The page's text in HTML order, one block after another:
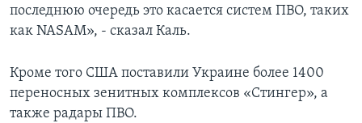
последнюю очередь это касается систем ПВО, таких
как NASAM», - сказал Каль.
Кроме того США поставили Украине более 1400
переносных зенитных комплексов «Стингер», а
также радары ПВО.